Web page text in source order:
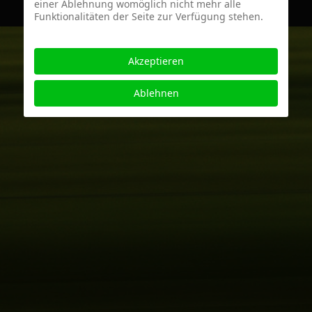
einer Ablehnung womöglich nicht mehr alle
Funktionalitäten der Seite zur Verfügung stehen.
Akzeptieren
Ablehnen